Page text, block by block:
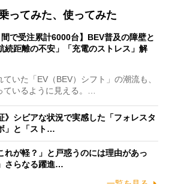
ってみた、使ってみた
間で受注累計6000台】BEV普及の障壁と
続距離の不安」「充電のストレス」解
いた「EV（BEV）シフト」の潮流も、
いるように見える。…
》シビアな状況で実感した「フォレスタ
」と「スト…
れが軽？」と戸惑うのには理由があっ
さらなる躍進…